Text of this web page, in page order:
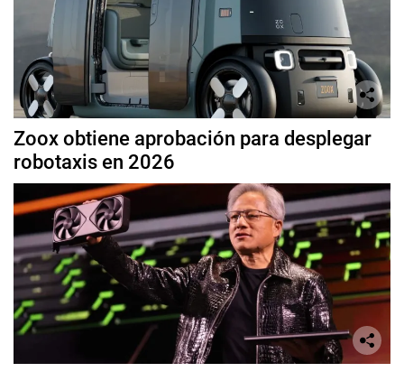
Zoox obtiene aprobación para desplegar
robotaxis en 2026